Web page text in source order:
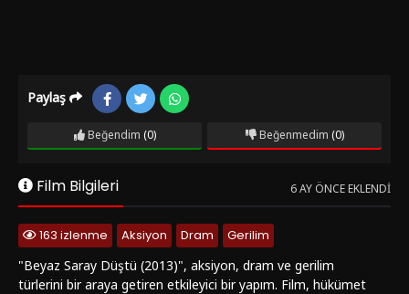
Paylaş
Beğendim (0) Beğenmedim (0)
Film Bilgileri 6 AY ÖNCE EKLENDI
163 izlenme Aksiyon Dram
Gerilim
"Beyaz Saray Düştü (2013)", aksiyon, dram ve gerilim
türlerini bir araya getiren etkileyici bir yapım. Film, hükümet